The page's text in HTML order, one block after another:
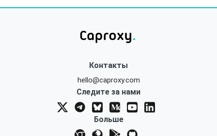
Контакты
hello@caproxy.com
Следите за нами
Больше